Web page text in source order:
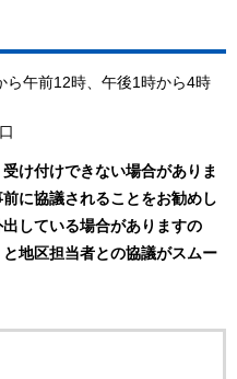
ら午前12時、午後1時から4時
け付けできない場合がありま
に協議されることをお勧めし
している場合がありますの
地区担当者との協議がスムー